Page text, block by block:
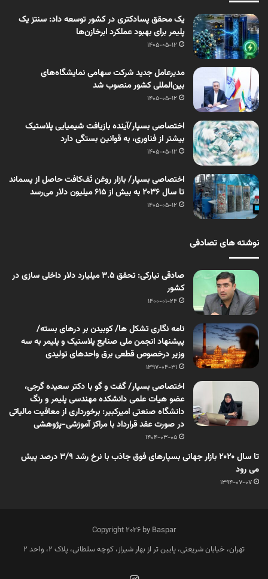
یک محقق پسادکتری در کشور توسعه داد: سنتز یک
پلیمر برای بهبود عملکرد ابرخازن‌ها
1405-05-12
مدیرعامل جدید شرکت سهامی نمایشگاه‌های
بین‌المللی کشور منصوب شد
1405-05-12
اختصاصی بسپار/آینده بازیافت شیمیایی پلاستیک
بیشتر از فناوری، به قوانین بستگی دارد
1405-05-12
اختصاصی بسپار/ بازار روغن تَف‌کافت حاصل از پسماند
تا سال ۲۰۳۶ به بیش از ۶۱۵ میلیون دلار می‌رسد
1405-05-12
نوشته های تصادفی
صادقی نیارکی: تحقق ۳.۵ میلیارد دلار داخلی سازی در
کشور
1400-01-24
نامه نگاری تشکل ها/ کوبیدن بر درهای بسته/
پیشنهاد انجمن ملی صنایع پلاستیک و پلیمر به سه
وزیر درخصوص قطعی برق واحدهای تولیدی
1397-04-31
اختصاصی بسپار/ گفت و گو با دکتر سعیده گرجی،
عضو هیات علمی دانشکده مهندسی پلیمر و رنگ
دانشگاه صنعتی امیرکبیر: برخورداری از معافیت مالیاتی
در صورت عقد قرارداد با مراکز آموزشی-پژوهشی
1404-03-05
تا سال 2020 بازار جهانی بسپارهای فوق جاذب با نرخ رشد 3/9 درصد پیش
می رود
1394-07-07
Copyright 2026 by Baspar
تهران، خیابان شریعتی، پایین تر از بهار شیراز، کوچه سلطانی، پلاک 2، واحد 2